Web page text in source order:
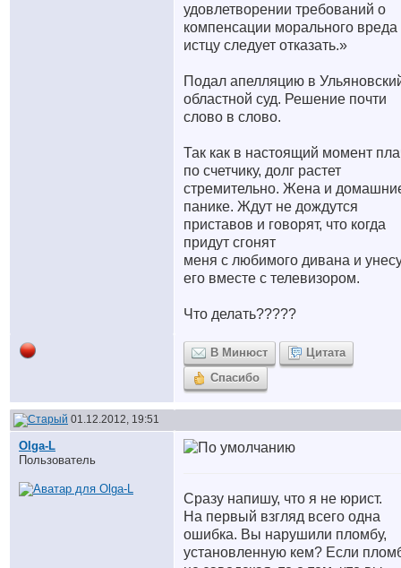
удовлетворении требований о
компенсации морального вреда
истцу следует отказать.»
Подал апелляцию в
областной суд. Решение почти
слово в слово.
Так как в настоящий момент
по счетчику, долг растет
стремительно. Жена и
панике. Ждут не дождутся
приставов и говорят, что когда
придут сгонят
меня с любимого дивана и
его вместе с телевизором.
Что делать?????
В Минюст
Цитата
Спасибо
01.12.2012, 19:51
Olga-L
Пользователь
Сразу напишу, что я не юрист.
На первый взгляд всего одна
ошибка. Вы нарушили пломбу,
установленную кем? Если